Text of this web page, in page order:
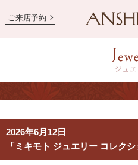
ご来店予約
2026年6月12日
「ミキモト ジュエリー コレク